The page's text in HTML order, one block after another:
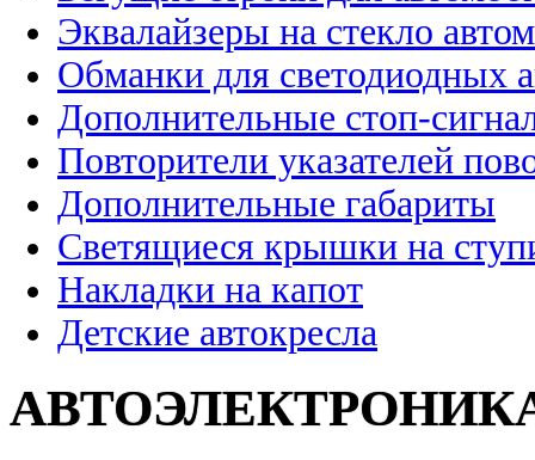
Эквалайзеры на стекло
Обманки для светодиодных
Дополнительные стоп-
Повторители указателей
Дополнительные габариты
Светящиеся крышки на
Накладки на капот
Детские автокресла